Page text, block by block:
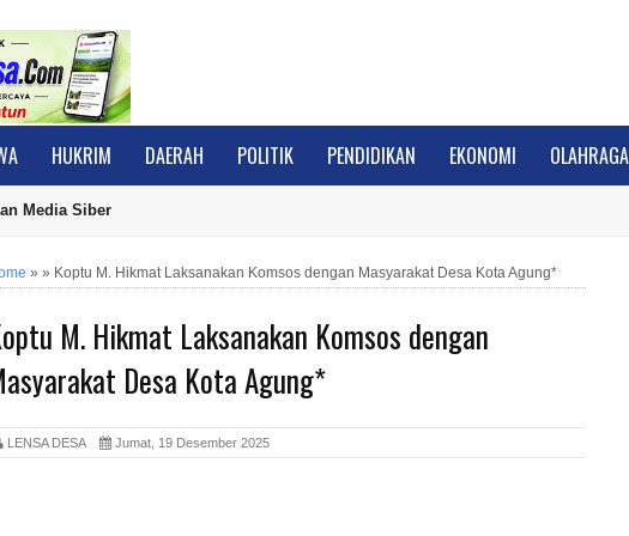
HUKRIM DAERAH POLITIK PENDIDIKAN EKONOMI OLAHRAGA
Media Siber
» » Koptu M. Hikmat Laksanakan Komsos dengan Masyarakat Desa Kota Agung*
M. Hikmat Laksanakan Komsos dengan
Desa Kota Agung*
LENSA DESA Jumat, 19 Desember 2025